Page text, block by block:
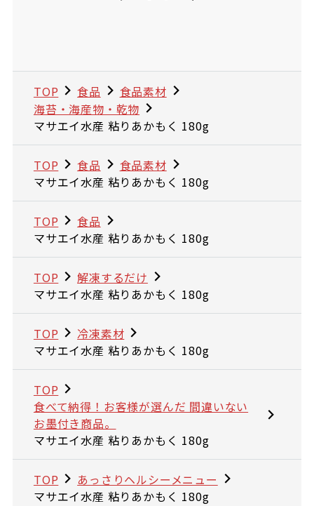
TOP 食品
食品素材
海苔・海産物・乾物
マサエイ水産 粘りあかもく 180g
TOP 食品
食品素材
マサエイ水産 粘りあかもく 180g
TOP
食品
マサエイ水産 粘りあかもく 180g
TOP
解凍するだけ
マサエイ水産 粘りあかもく 180g
TOP
冷凍素材
マサエイ水産 粘りあかもく 180g
TOP
食べて納得！お客様が選んだ 間違いない
お墨付き商品。
マサエイ水産 粘りあかもく 180g
TOP
あっさりヘルシーメニュー
マサエイ水産 粘りあかもく 180g